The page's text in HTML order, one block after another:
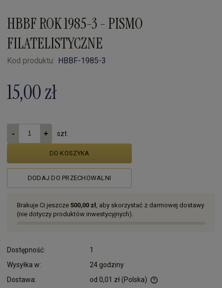
HBBF ROK 1985-3 - PISMO
FILATELISTYCZNE
Kod produktu: HBBF-1985-3
15,00 zł
szt.
DO KOSZYKA
DODAJ DO PRZECHOWALNI
Brakuje Ci jeszcze 500,00 zł , aby skorzystać z darmowej dostawy
(nie dotyczy produktów inwestycyjnych).
Dostępność:
1
Wysyłka w:
24 godziny
Dostawa:
od 0,01 zł(Polska)